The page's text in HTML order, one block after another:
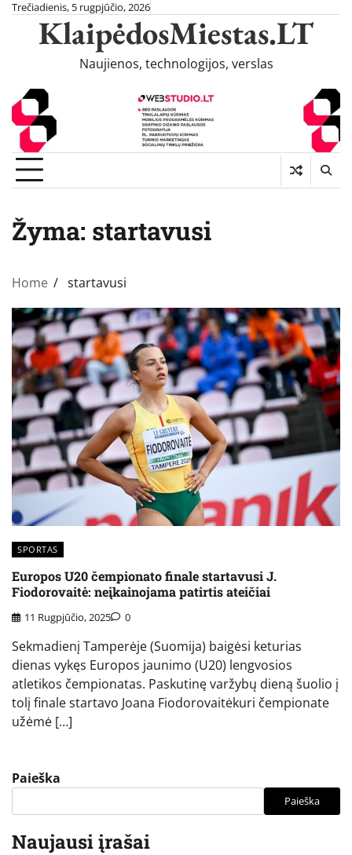
Skip
content
Trečiadienis, 5 rugpjūčio, 2026
KlaipėdosMiestas.LT
Naujienos, technologijos, verslas
Žyma: startavusi
Home startavusi
SPORTAS
Europos U20 čempionato finale startavusi J.
Fiodorovaitė: neįkainojama patirtis ateičiai
11 Rugpjūčio, 2025 0
Sekmadienį Tamperėje (Suomija) baigėsi keturias
dienas vykęs Europos jaunimo (U20) lengvosios
atletikos čempionatas. Paskutinę varžybų dieną šuolio į
tolį finale startavo Joana Fiodorovaitėkuri čempionate
užėmė […]
Paieška
Paieška
Naujausi įrašai